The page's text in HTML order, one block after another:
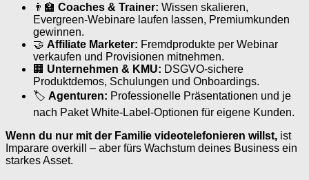
👨‍🏫 Coaches & Trainer: Wissen skalieren,
Evergreen-Webinare laufen lassen, Premiumkunden
gewinnen.
🤝 Affiliate Marketer: Fremdprodukte per Webinar
verkaufen und Provisionen mitnehmen.
🏢 Unternehmen & KMU: DSGVO-sichere
Produktdemos, Schulungen und Onboardings.
🏷 Agenturen: Professionelle Präsentationen und je
nach Paket White-Label-Optionen für eigene Kunden.
Wenn du nur mit der Familie videotelefonieren willst, ist
Imparare overkill – aber fürs Wachstum deines Business ein
starkes Asset.